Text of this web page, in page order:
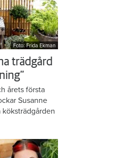
Foto: Frida Ekman
trädgård
årets första
Susanne